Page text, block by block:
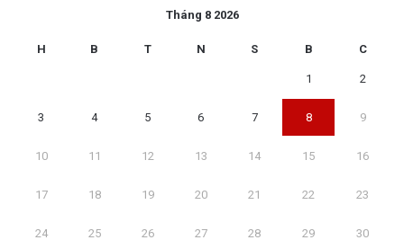
Tháng 8 2026
H B T N S B C
1 2
3 4 5 6 7 8 9
10 11 12 13 14 15 16
17 18 19 20 21 22 23
24 25 26 27 28 29 30